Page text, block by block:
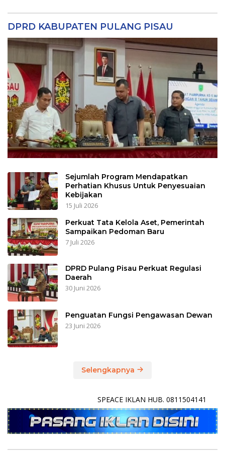
Wabup Sampaikan Rancangan
Perubahan KUA-PPAS APBD TA 2025
6 Agustus 2025
DPRD Seruyan Setujui Raperda APBD TA
2024 Ditetapkan Menjadi Perda
Raperda RPJMD Disetujui 5 Fraksi DPRD
Seruyan
21 Juli 2025
5 Fraksi DPRD Seruyan Setujui Raperda
Pertanggungjawaban Pelaksanaan
21 Juli 2025
Hanya 3 Unsur Pimpinan DPRD yang
Hadir, 2 Agenda Paripurna Terpaksa di
Masyarakat Dapil 2 Minta Perbaikan
DPRD KABUPATEN PULANG PISAU